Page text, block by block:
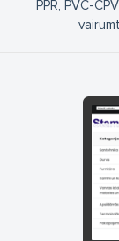
PPR, PVC-